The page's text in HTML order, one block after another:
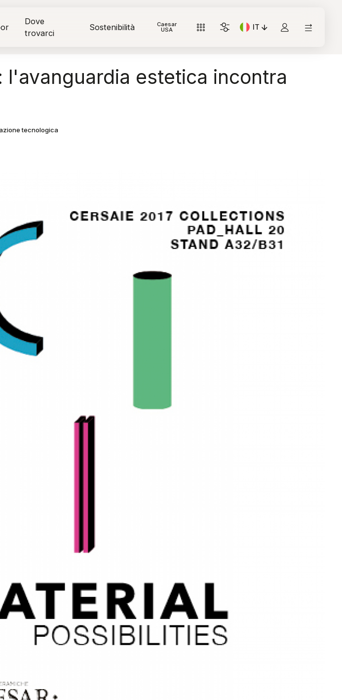
Dove
trovarci
Sostenibilità Caesar
USA IT
Lingua corrente: Italiano
l'avanguardia estetica incontra
tecnologica